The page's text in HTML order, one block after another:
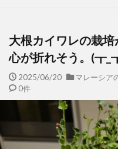
大根カイワレの栽培
心が折れそう。
2025/06/20 マレーシア
0件
マレーシア動画
低温調理・スロークッ
備忘録